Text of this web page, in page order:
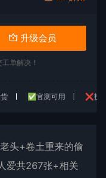
升级会员
单解决！
✅官测可用 ❌技
头+卷土重来的偷
爱共267张+相关